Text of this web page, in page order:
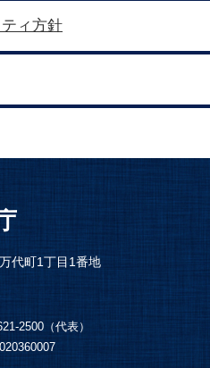
ィ方針
代町1丁目1番地
2500（代表）